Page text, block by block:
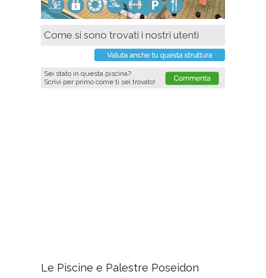
Come si sono trovati i nostri utenti
Sei stato in questa piscina?
Scrivi per primo come ti sei trovato!
Le Piscine e Palestre Poseidon